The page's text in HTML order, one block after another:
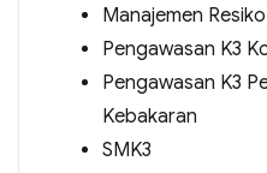
Manajemen Resiko
Pengawasan K3
Pengawasan K3
Kebakaran
SMK3